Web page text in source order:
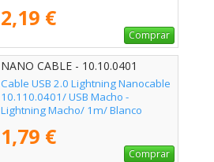
2,19 €
Comprar
NANO CABLE - 10.10.0401
Cable USB 2.0 Lightning Nanocable
10.110.0401/ USB Macho -
Lightning Macho/ 1m/ Blanco
1,79 €
Comprar